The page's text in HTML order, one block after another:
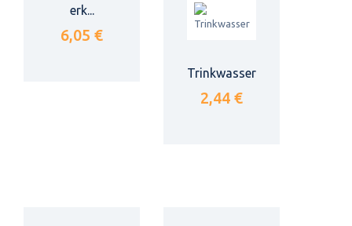
erk...
6,05 €
Trinkwasser
2,44 €